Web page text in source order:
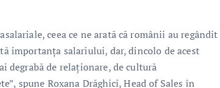
ceea ce ne arată că românii au regândit
importanța salariului, dar, dincolo de acest
degrabă de relaționare, de cultură
spune Roxana Drăghici, Head of Sales în